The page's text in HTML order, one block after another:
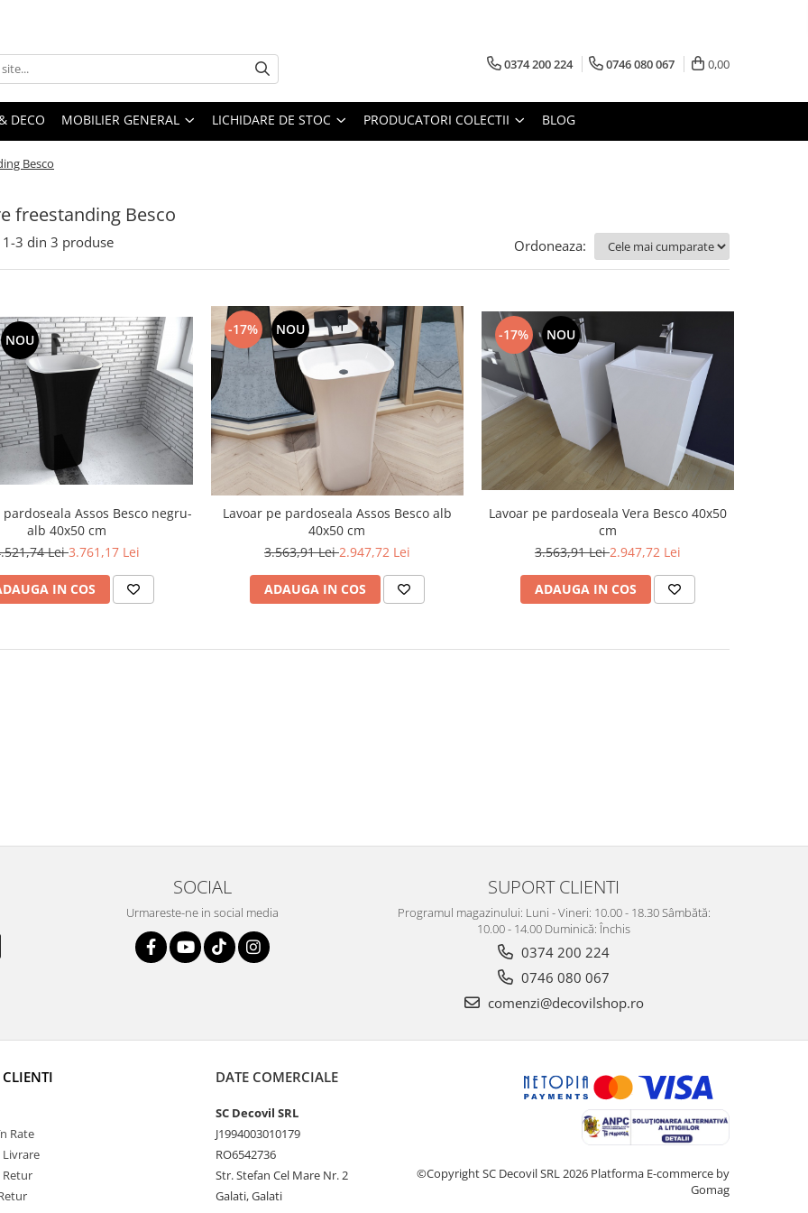
0374 200 224 0746 080 067 0,00
DECO MOBILIER GENERAL LICHIDARE DE STOC PRODUCATORI COLECTII BLOG
Besco
freestanding Besco
1-3 din 3 produse Ordoneaza:
NOU
pardoseala Assos Besco negru-
alb 40x50 cm
Lei3.761,17 Lei
IN COS
-17% NOU
Lavoar pe pardoseala Assos Besco alb
40x50 cm
3.563,91 Lei2.947,72 Lei
ADAUGA IN COS
-17% NOU
Lavoar pe pardoseala Vera Besco 40x50
cm
3.563,91 Lei2.947,72 Lei
ADAUGA IN COS
SOCIAL
Urmareste-ne in social media
SUPORT CLIENTI
Programul magazinului: Luni - Vineri: 10.00 - 18.30 Sâmbătă:
10.00 - 14.00 Duminică: Închis
0374 200 224
0746 080 067
comenzi@decovilshop.ro
Rate
Livrare
Retur
DATE COMERCIALE
SC Decovil SRL
J1994003010179
RO6542736
Str. Stefan Cel Mare Nr. 2
Galati, Galati
©Copyright SC Decovil SRL 2026 Platforma E-commerce by
Gomag